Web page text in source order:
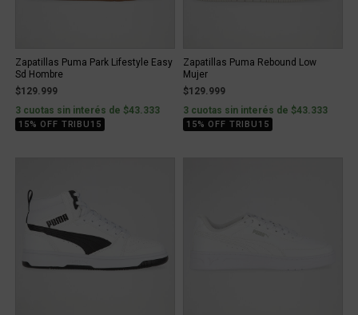
Zapatillas Puma Park Lifestyle Easy
Sd Hombre
$129.999
3 cuotas sin interés de $43.333
15% OFF TRIBU15
Zapatillas Puma Rebound Low
Mujer
$129.999
3 cuotas sin interés de $43.333
15% OFF TRIBU15